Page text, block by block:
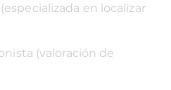
en localizar
(valoración de